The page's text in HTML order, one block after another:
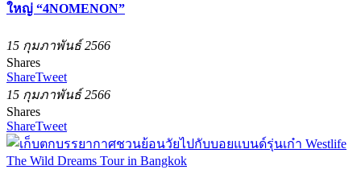
ใหญ่ “4NOMENON”
15 กุมภาพันธ์ 2566
Shares
ShareTweet
15 กุมภาพันธ์ 2566
Shares
ShareTweet